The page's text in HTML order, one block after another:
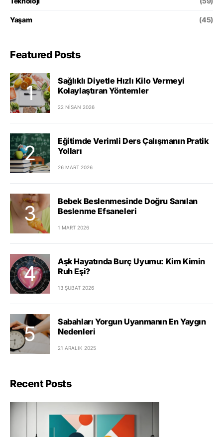
Yaşam (45)
Featured Posts
Sağlıklı Diyetle Hızlı Kilo Vermeyi
Kolaylaştıran Yöntemler
22 NISAN 2026
Eğitimde Verimli Ders Çalışmanın Pratik
Yolları
26 MART 2026
Bebek Beslenmesinde Doğru Sanılan
Beslenme Efsaneleri
1 MART 2026
Aşk Hayatında Burç Uyumu: Kim Kimin
Ruh Eşi?
13 ŞUBAT 2026
Sabahları Yorgun Uyanmanın En Yaygın
Nedenleri
21 ARALIK 2025
Recent Posts